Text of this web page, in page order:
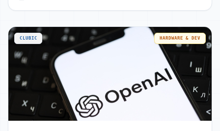
CLUBIC HARDWARE & DEV